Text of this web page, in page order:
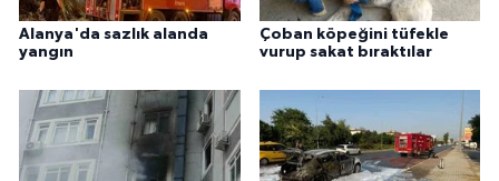
Alanya'da sazlık alanda
yangın
Çoban köpeğini tüfekle
vurup sakat bıraktılar